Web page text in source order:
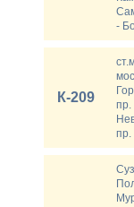
-
К-209
пр.
пр.